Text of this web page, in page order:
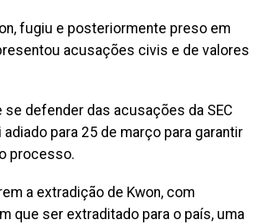
fugiu e posteriormente preso em
acusações civis e de valores
se defender das acusações da SEC
para 25 de março para garantir
processo.
a extradição de Kwon, com
que ser extraditado para o país, uma